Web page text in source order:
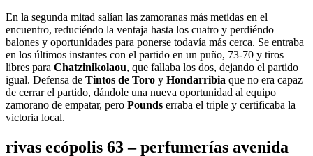
En la segunda mitad salían las zamoranas más metidas en el
encuentro, reduciéndo la ventaja hasta los cuatro y perdiéndo
balones y oportunidades para ponerse todavía más cerca. Se entraba
en los últimos instantes con el partido en un puño, 73-70 y tiros
libres para Chatzinikolaou, que fallaba los dos, dejando el partido
igual. Defensa de Tintos de Toro y Hondarribia que no era capaz
de cerrar el partido, dándole una nueva oportunidad al equipo
zamorano de empatar, pero Pounds erraba el triple y certificaba la
victoria local.
rivas ecópolis 63 – perfumerías avenida